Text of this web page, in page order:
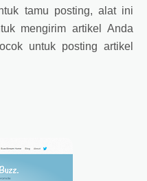
tamu posting, alat ini
mengirim artikel Anda
untuk posting artikel